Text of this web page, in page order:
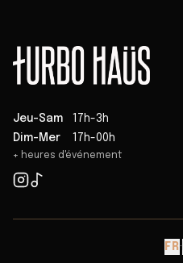
Jeu-Sam
17h-3h
Dim-Mer
17h-00h
+ heures d'événement
FR·